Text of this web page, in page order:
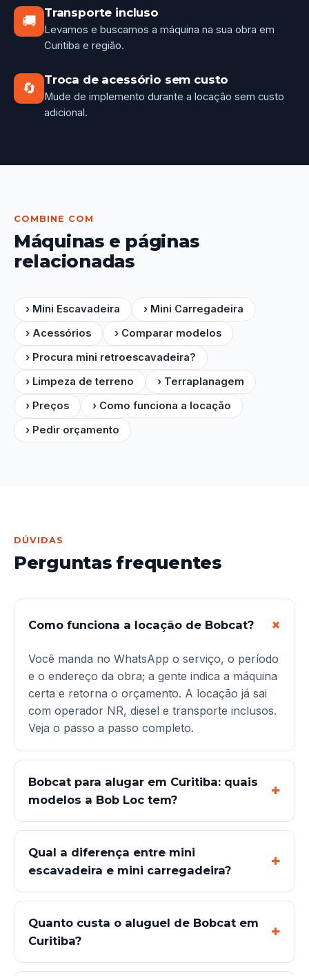
🚚
Transporte incluso
Levamos e buscamos a máquina na sua obra em
Curitiba e região.
🔄
Troca de acessório sem custo
Mude de implemento durante a locação sem custo
adicional.
COMBINE COM
Máquinas e páginas
relacionadas
› Mini Escavadeira
› Mini Carregadeira
› Acessórios
› Comparar modelos
› Procura mini retroescavadeira?
› Limpeza de terreno
› Terraplanagem
› Preços
› Como funciona a locação
› Pedir orçamento
DÚVIDAS
Perguntas frequentes
Como funciona a locação de Bobcat?
Você manda no WhatsApp o serviço, o período
e o endereço da obra; a gente indica a máquina
certa e retorna o orçamento. A locação já sai
com operador NR, diesel e transporte inclusos.
Veja o passo a passo completo.
Bobcat para alugar em Curitiba: quais
modelos a Bob Loc tem?
Qual a diferença entre mini
escavadeira e mini carregadeira?
Quanto custa o aluguel de Bobcat em
Curitiba?